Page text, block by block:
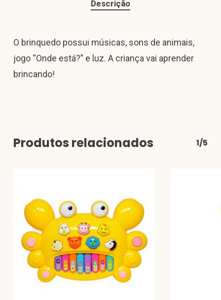
Descrição
O brinquedo possui músicas, sons de animais,
jogo “Onde está?” e luz. A criança vai aprender
brincando!
Produtos relacionados 1/5